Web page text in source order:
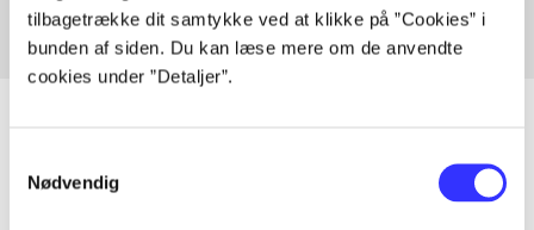
tilbagetrække dit samtykke ved at klikke på ”Cookies” i
bunden af siden. Du kan læse mere om de anvendte
cookies under ”Detaljer”.
Nødvendig
Artikler